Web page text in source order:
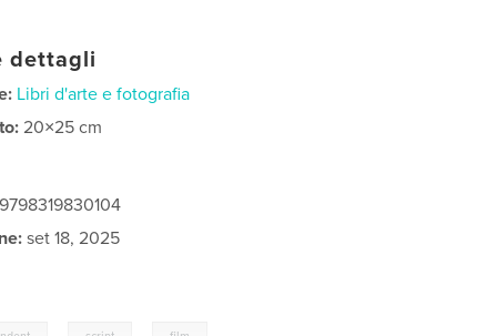
dettagli
Libri d'arte e fotografia
20×25 cm
set 18, 2025